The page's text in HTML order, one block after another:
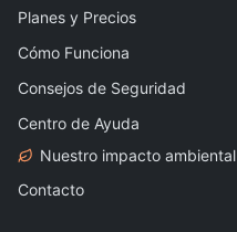
Planes y Precios
Cómo Funciona
Consejos de Seguridad
Centro de Ayuda
Nuestro impacto ambiental
Contacto